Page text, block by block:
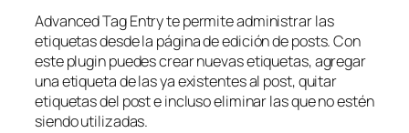
Advanced Tag Entry te permite administrar las
etiquetas desde la página de edición de posts. Con
este plugin puedes crear nuevas etiquetas, agregar
una etiqueta de las ya existentes al post, quitar
etiquetas del post e incluso eliminar las que no estén
siendo utilizadas.